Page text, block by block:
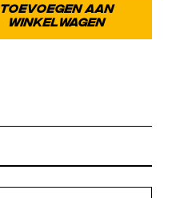
TOEVOEGEN AAN
WINKELWAGEN